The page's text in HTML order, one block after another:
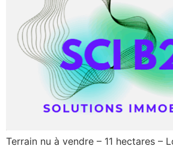
Terrain nu à vendre – 11 hectares –